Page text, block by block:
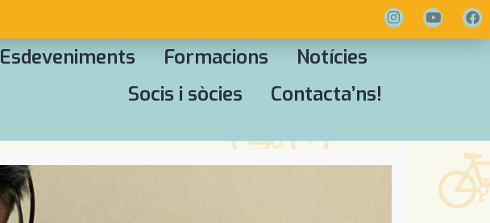
Esdeveniments Formacions
Notícies
Socis i sòcies
Contacta’ns!